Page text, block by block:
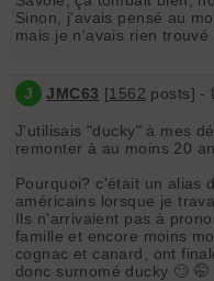
Sinon, j'avais pensé au
mais je n'avais rien trouvé
J JMC63 [1562 posts] -
J'utilisais "ducky" à mes
remonter à au moins 20
Pourquoi? c'était un alias
américains lorsque je
Ils n'arrivaient pas à
famille et encore moins
cognac et canard, ont
donc surnomé ducky 🙄 🤭